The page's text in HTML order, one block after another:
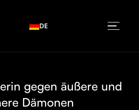
DE
gegen äußere und
Dämonen